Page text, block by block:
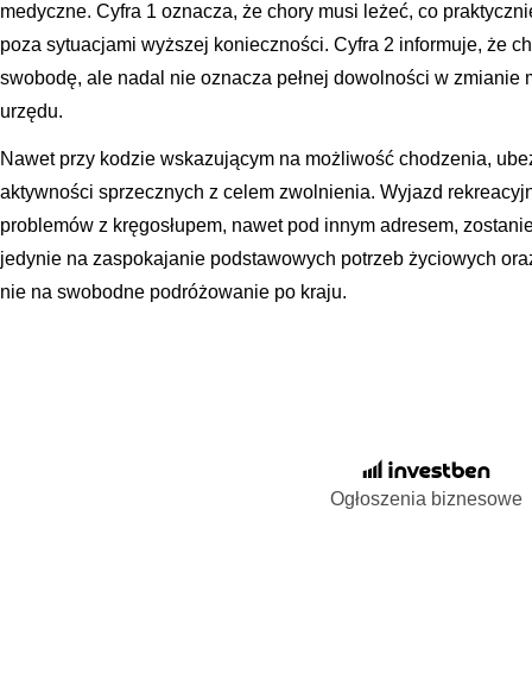
medyczne. Cyfra 1 oznacza, że chory musi leżeć, co
poza sytuacjami wyższej konieczności. Cyfra 2 informuje, że
swobodę, ale nadal nie oznacza pełnej dowolności w zmianie
urzędu.
Nawet przy kodzie wskazującym na możliwość chodzenia,
aktywności sprzecznych z celem zwolnienia. Wyjazd
problemów z kręgosłupem, nawet pod innym adresem,
jedynie na zaspokajanie podstawowych potrzeb życiowych
nie na swobodne podróżowanie po kraju.
Ogłoszenia biznesowe